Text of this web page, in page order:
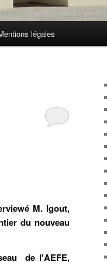
légales
M. Igout,
du nouveau
de l'AEFE,